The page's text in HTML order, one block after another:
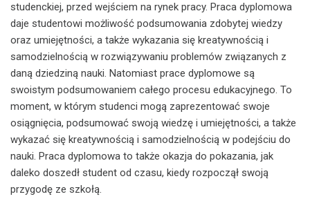
studenckiej, przed wejściem na rynek pracy. Praca dyplomowa
daje studentowi możliwość podsumowania zdobytej wiedzy
oraz umiejętności, a także wykazania się kreatywnością i
samodzielnością w rozwiązywaniu problemów związanych z
daną dziedziną nauki. Natomiast prace dyplomowe są
swoistym podsumowaniem całego procesu edukacyjnego. To
moment, w którym studenci mogą zaprezentować swoje
osiągnięcia, podsumować swoją wiedzę i umiejętności, a także
wykazać się kreatywnością i samodzielnością w podejściu do
nauki. Praca dyplomowa to także okazja do pokazania, jak
daleko doszedł student od czasu, kiedy rozpoczął swoją
przygodę ze szkołą.